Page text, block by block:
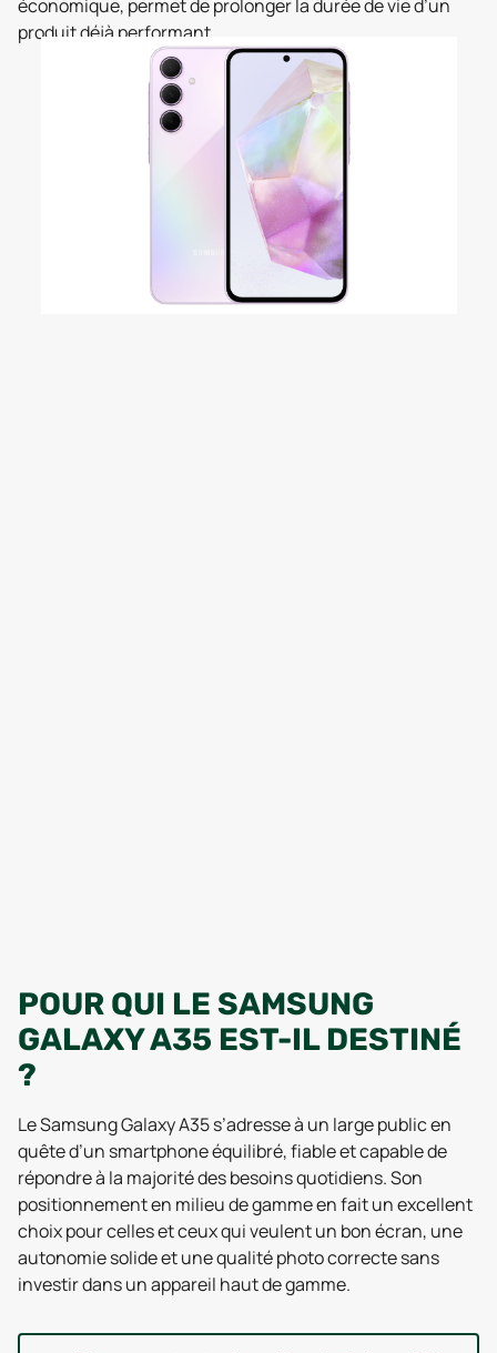
économique, permet de prolonger la durée de vie d’un
produit déjà performant.
POUR QUI LE SAMSUNG
GALAXY A35 EST-IL DESTINÉ
?
Le Samsung Galaxy A35 s’adresse à un large public en
quête d’un smartphone équilibré, fiable et capable de
répondre à la majorité des besoins quotidiens. Son
positionnement en milieu de gamme en fait un excellent
choix pour celles et ceux qui veulent un bon écran, une
autonomie solide et une qualité photo correcte sans
investir dans un appareil haut de gamme.